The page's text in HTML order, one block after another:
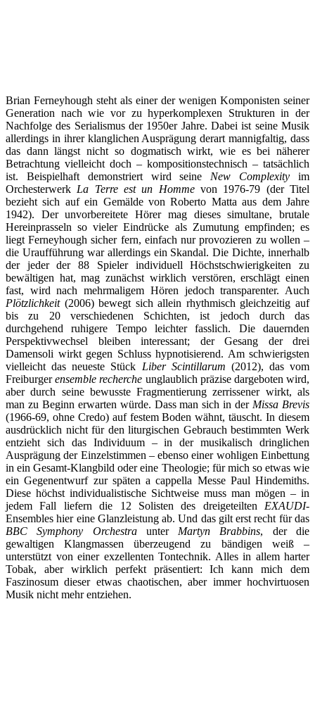
Brian Ferneyhough steht als einer der wenigen Komponisten seiner
Generation nach wie vor zu hyperkomplexen Strukturen in der
Nachfolge des Serialismus der 1950er Jahre. Dabei ist seine Musik
allerdings in ihrer klanglichen Ausprägung derart mannigfaltig, dass
das dann längst nicht so dogmatisch wirkt, wie es bei näherer
Betrachtung vielleicht doch – kompositionstechnisch – tatsächlich
ist. Beispielhaft demonstriert wird seine New Complexity im
Orchesterwerk La Terre est un Homme von 1976-79 (der Titel
bezieht sich auf ein Gemälde von Roberto Matta aus dem Jahre
1942). Der unvorbereitete Hörer mag dieses simultane, brutale
Hereinprasseln so vieler Eindrücke als Zumutung empfinden; es
liegt Ferneyhough sicher fern, einfach nur provozieren zu wollen –
die Uraufführung war allerdings ein Skandal. Die Dichte, innerhalb
der jeder der 88 Spieler individuell Höchstschwierigkeiten zu
bewältigen hat, mag zunächst wirklich verstören, erschlägt einen
fast, wird nach mehrmaligem Hören jedoch transparenter. Auch
Plötzlichkeit(2006) bewegt sich allein rhythmisch gleichzeitig auf
bis zu 20 verschiedenen Schichten, ist jedoch durch das
durchgehend ruhigere Tempo leichter fasslich. Die dauernden
Perspektivwechsel bleiben interessant; der Gesang der drei
Damensoli wirkt gegen Schluss hypnotisierend. Am schwierigsten
vielleicht das neueste Stück Liber Scintillarum (2012), das vom
Freiburgerensemble recherche unglaublich präzise dargeboten wird,
aber durch seine bewusste Fragmentierung zerrissener wirkt, als
man zu Beginn erwarten würde. Dass man sich in der Missa Brevis
(1966-69, ohne Credo) auf festem Boden wähnt, täuscht. In diesem
ausdrücklich nicht für den liturgischen Gebrauch bestimmten Werk
entzieht sich das Individuum – in der musikalisch dringlichen
Ausprägung der Einzelstimmen – ebenso einer wohligen Einbettung
in ein Gesamt-Klangbild oder eine Theologie; für mich so etwas wie
ein Gegenentwurf zur späten a cappella Messe Paul Hindemiths.
Diese höchst individualistische Sichtweise muss man mögen – in
jedem Fall liefern die 12 Solisten des dreigeteilten EXAUDI-
Ensembles hier eine Glanzleistung ab. Und das gilt erst recht für das
BBC Symphony Orchestraunter Martyn Brabbins, der die
gewaltigen Klangmassen überzeugend zu bändigen weiß –
unterstützt von einer exzellenten Tontechnik. Alles in allem harter
Tobak, aber wirklich perfekt präsentiert: Ich kann mich dem
Faszinosum dieser etwas chaotischen, aber immer hochvirtuosen
Musik nicht mehr entziehen.